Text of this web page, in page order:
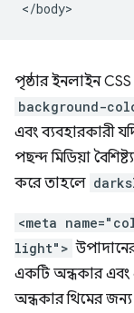
পৃষ্ঠার ইনলাইন
background-
এবং ব্যবহারকারী
পছন্দ মিডিয়া
করে তাহলে
<meta
light">
একটি অন্ধকার
অন্ধকার থিমের জন্য